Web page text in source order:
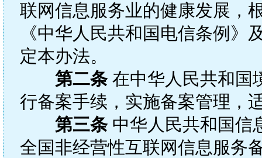
联网信息服务业的健康发展，
《中华人民共和国电信条例
定本办法。
第二条在中华人民共和国
行备案手续，实施备案管理，
第三条中华人民共和国信
全国非经营性互联网信息服务